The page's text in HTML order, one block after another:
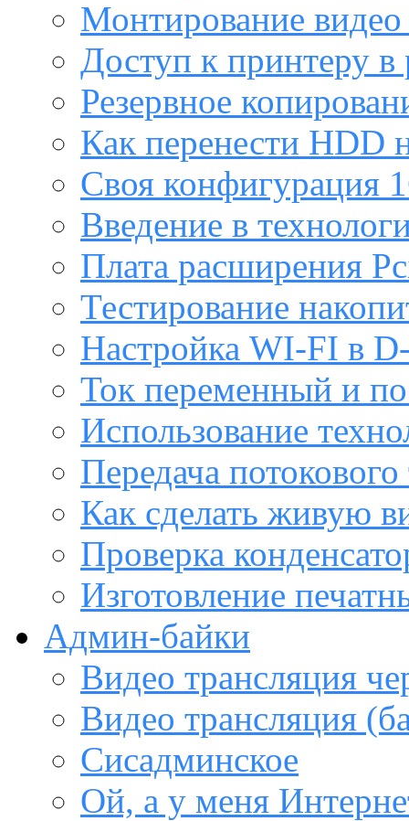
Монтирование
Доступ к принтеру в
Резервное
Как перенести HDD
Своя конфигурация
Введение в
Плата расширения
Тестирование
Настройка WI-FI в
Ток переменный и
Использование
Передача
Как сделать живую
Проверка
Изготовление
Админ-байки
Видео трансляция
Видео трансляция
Сисадминское
Ой, а у меня